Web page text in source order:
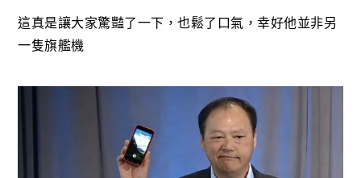
這真是讓大家驚豔了一下，也鬆了口氣，幸好他並非另
一隻旗艦機